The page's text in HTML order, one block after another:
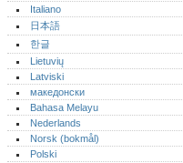
Italiano
日本語
한글
Lietuvių
Latviski
македонски
Bahasa Melayu
Nederlands
Norsk (bokmål)‎
Polski